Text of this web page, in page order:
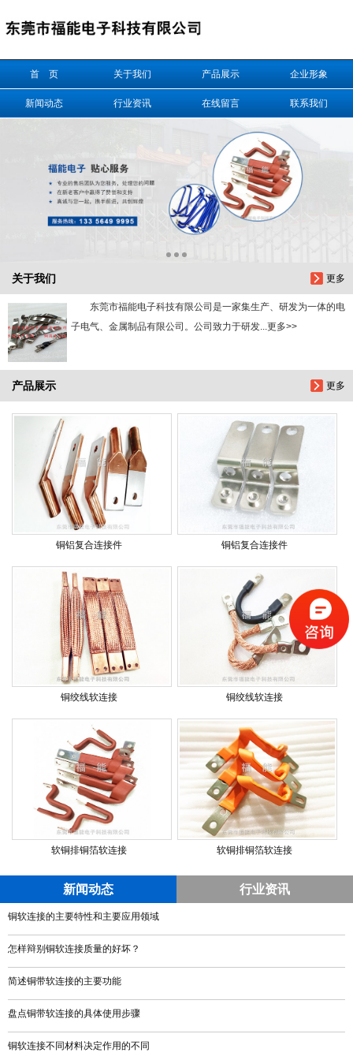
首 页 关于我们 产品展示 企业形象
新闻动态 行业资讯 在线留言 联系我们
更多
关于我们
东莞市福能电子科技有限公司是一家集生产、研发为一体的电
子电气、金属制品有限公司。公司致力于研发...更多>>
更多
产品展示
铜铝复合连接件 铜铝复合连接件
铜绞线软连接 铜绞线软连接
软铜排铜箔软连接 软铜排铜箔软连接
新闻动态 行业资讯
铜软连接的主要特性和主要应用领域
怎样辩别铜软连接质量的好坏？
简述铜带软连接的主要功能
盘点铜带软连接的具体使用步骤
铜软连接不同材料决定作用的不同